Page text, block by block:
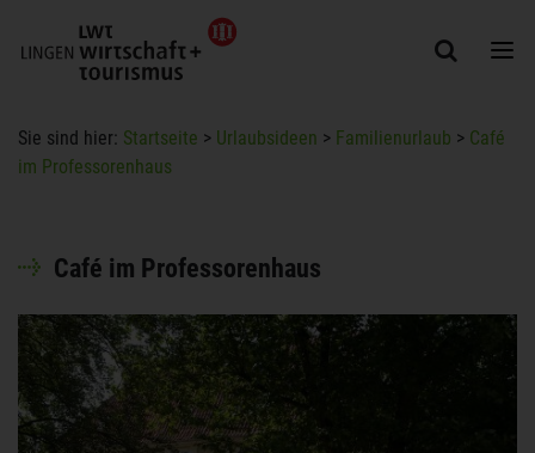
Sie sind hier: Startseite > Urlaubsideen > Familienurlaub > Café
im Professorenhaus
Café im Professorenhaus